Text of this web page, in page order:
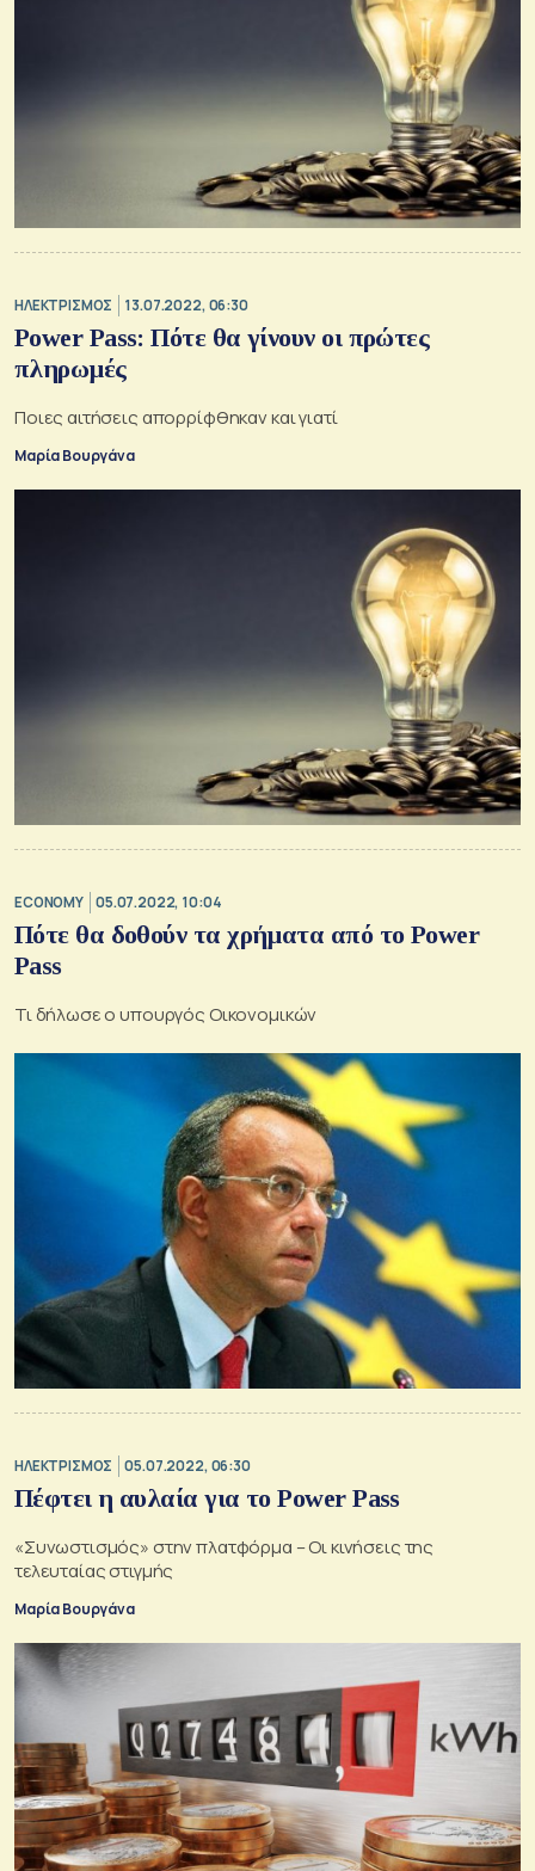
ΗΛΕΚΤΡΙΣΜΟΣ 13.07.2022, 06:30
Power Pass: Πότε θα γίνουν οι πρώτες
πληρωμές
Ποιες αιτήσεις απορρίφθηκαν και γιατί
Μαρία Βουργάνα
ECONOMY 05.07.2022, 10:04
Πότε θα δοθούν τα χρήματα από το Power
Pass
Τι δήλωσε ο υπουργός Οικονομικών
ΗΛΕΚΤΡΙΣΜΟΣ 05.07.2022, 06:30
Πέφτει η αυλαία για το Power Pass
«Συνωστισμός» στην πλατφόρμα – Οι κινήσεις της
τελευταίας στιγμής
Μαρία Βουργάνα